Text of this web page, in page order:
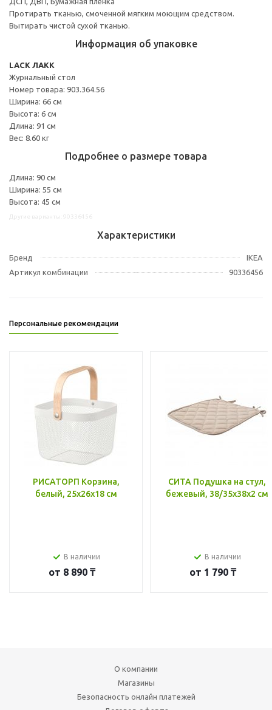
Протирать тканью, смоченной мягким моющим средством.
Вытирать чистой сухой тканью.
Информация об упаковке
LACK ЛАКК
Журнальный стол
Номер товара: 903.364.56
Ширина: 66 см
Высота: 6 см
Длина: 91 см
Вес: 8.60 кг
Подробнее о размере товара
Длина: 90 см
Ширина: 55 см
Высота: 45 см
Характеристики
Бренд
IKEA
Артикул комбинации
90336456
Персональные рекомендации
РИСАТОРП Корзина,
белый, 25x26x18 см
В наличии
от 8 890 ₸
СИТА Подушка на стул,
бежевый, 38/35x38x2 см
В наличии
от 1 790 ₸
О компании
Магазины
Безопасность онлайн платежей